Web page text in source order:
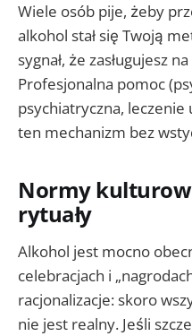
Wiele osób pije, żeby
alkohol stał się Twoją
sygnał, że zasługujesz
Profesjonalna pomoc
psychiatryczna,
ten mechanizm bez
Normy
rytuały
Alkohol jest mocno
celebracjach i
racjonalizacje: skoro
nie jest realny. Jeśli